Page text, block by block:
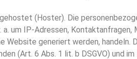
(Hoster). Die
um IP-Adressen,
generiert werden,
(Art. 6 Abs. 1 lit. b DSGVO) und